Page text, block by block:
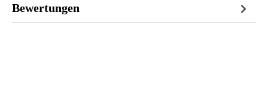
Bewertungen